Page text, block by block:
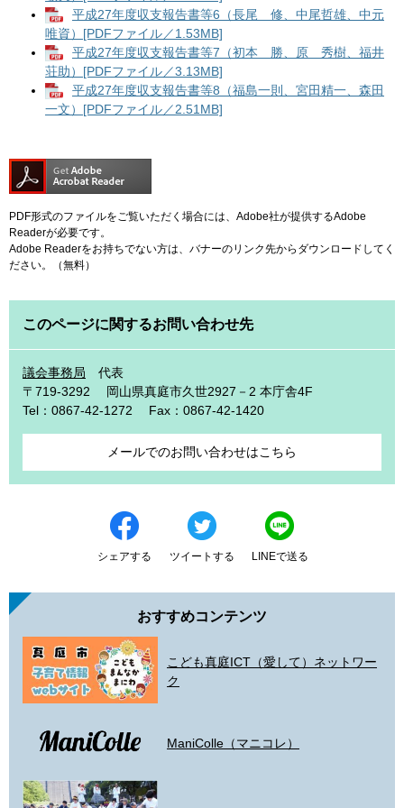
平成27年度収支報告書等6（長尾 修、中尾哲雄、中元
唯資）[PDFファイル／1.53MB]
平成27年度収支報告書等7（初本 勝、原 秀樹、福井
荘助）[PDFファイル／3.13MB]
平成27年度収支報告書等8（福島一則、宮田精一、森田
一文）[PDFファイル／2.51MB]
PDF形式のファイルをご覧いただく場合には、Adobe社が提供するAdobe
Readerが必要です。
Adobe Readerをお持ちでない方は、バナーのリンク先からダウンロードしてく
ださい。（無料）
このページに関するお問い合わせ先
議会事務局
代表
〒719-3292
岡山県真庭市久世2927－2 本庁舎4F
Tel：0867-42-1272
Fax：0867-42-1420
メールでのお問い合わせはこちら
シェアする ツイートする LINEで送る
おすすめコンテンツ
こども真庭ICT（愛して）ネットワー
ク
ManiColle（マニコレ）